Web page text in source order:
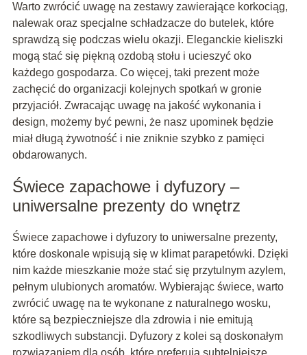
Warto zwrócić uwagę na zestawy zawierające korkociąg,
nalewak oraz specjalne schładzacze do butelek, które
sprawdzą się podczas wielu okazji. Eleganckie kieliszki
mogą stać się piękną ozdobą stołu i ucieszyć oko
każdego gospodarza. Co więcej, taki prezent może
zachęcić do organizacji kolejnych spotkań w gronie
przyjaciół. Zwracając uwagę na jakość wykonania i
design, możemy być pewni, że nasz upominek będzie
miał długą żywotność i nie zniknie szybko z pamięci
obdarowanych.
Świece zapachowe i dyfuzory –
uniwersalne prezenty do wnętrz
Świece zapachowe i dyfuzory to uniwersalne prezenty,
które doskonale wpisują się w klimat parapetówki. Dzięki
nim każde mieszkanie może stać się przytulnym azylem,
pełnym ulubionych aromatów. Wybierając świece, warto
zwrócić uwagę na te wykonane z naturalnego wosku,
które są bezpieczniejsze dla zdrowia i nie emitują
szkodliwych substancji. Dyfuzory z kolei są doskonałym